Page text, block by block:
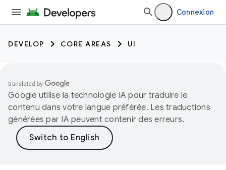
Connexion
DEVELOP CORE AREAS UI
Google utilise la technologie IA pour traduire le
contenu dans votre langue préférée. Les traductions
générées par IA peuvent contenir des erreurs.